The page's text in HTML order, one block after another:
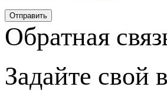
Обратная
Задайте свой